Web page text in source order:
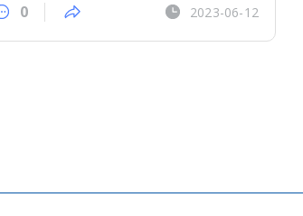
0 2023-06-12